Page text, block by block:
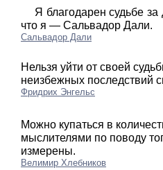
Я благодарен судьбе
что я — Сальвадор Дали.
Сальвадор Дали
Нельзя уйти от своей
неизбежных последствий
Фридрих Энгельс
Можно купаться в
мыслителями по поводу
измерены.
Велимир Хлебников